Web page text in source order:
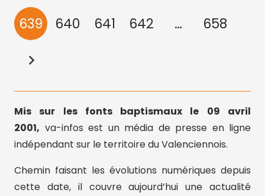
639 640 641 642 … 658
Mis sur les fonts baptismaux le 09 avril
2001, va-infos est un média de presse en ligne
indépendant sur le territoire du Valenciennois.
Chemin faisant les évolutions numériques depuis
cette date, il couvre aujourd’hui une actualité